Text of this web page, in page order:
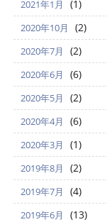
2021年1月 (1)
2020年10月 (2)
2020年7月 (2)
2020年6月 (6)
2020年5月 (2)
2020年4月 (6)
2020年3月 (1)
2019年8月 (2)
2019年7月 (4)
2019年6月 (13)